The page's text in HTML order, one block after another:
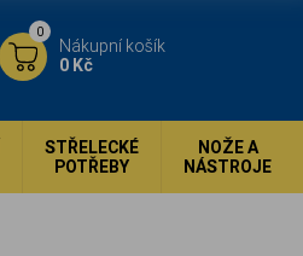
Nákupní košík
0 Kč
0
STŘELECKÉ
POTŘEBY
NOŽE A
NÁSTROJE